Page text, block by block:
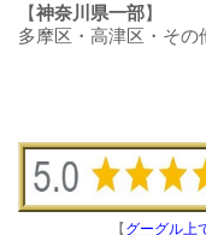
【神奈川県一部】
多摩区・高津区・その
【グーグル上